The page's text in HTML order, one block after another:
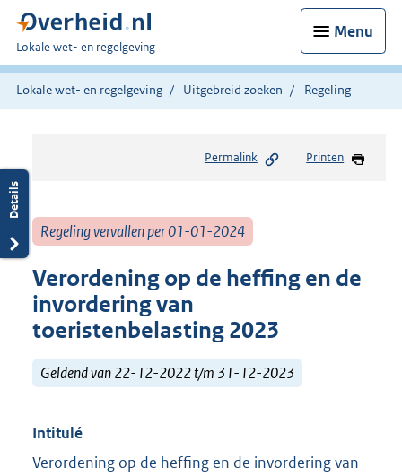
Menu
U
bent
hier:
Lokale wet- en regelgeving
Lokale wet- en regelgeving Uitgebreid zoeken Regeling
Permalink Printen
Regeling vervallen per 01-01-2024
Verordening op de heffing en de
invordering van
toeristenbelasting 2023
Geldend van 22-12-2022 t/m 31-12-2023
Intitulé
Verordening op de heffing en de invordering van